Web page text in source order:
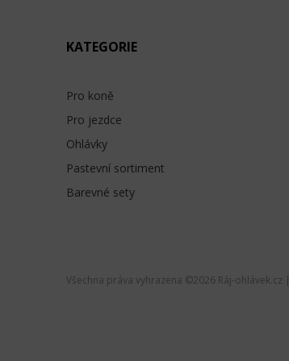
KATEGORIE
Pro koně
Pro jezdce
Ohlávky
Pastevní sortiment
Barevné sety
Všechna práva vyhrazena ©2026 Ráj-ohlávek.cz |